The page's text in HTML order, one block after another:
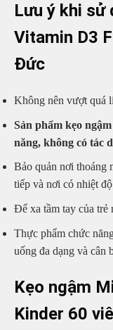
Lưu ý khi sử
Vitamin D3
Đức
Không nên vượt quá
Sản phẩm kẹo
năng, không có tác
Bảo quản nơi thoáng
tiếp và nơi có nhiệt
Để xa tầm tay của trẻ
Thực phẩm chức
uống đa dạng và cân
Kẹo ngậm
Kinder 60